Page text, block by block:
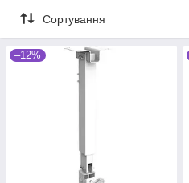
Сортування
–12%